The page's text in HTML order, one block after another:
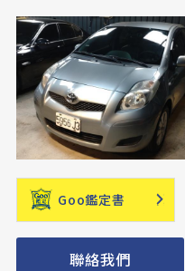
Goo鑑定書
聯絡我們